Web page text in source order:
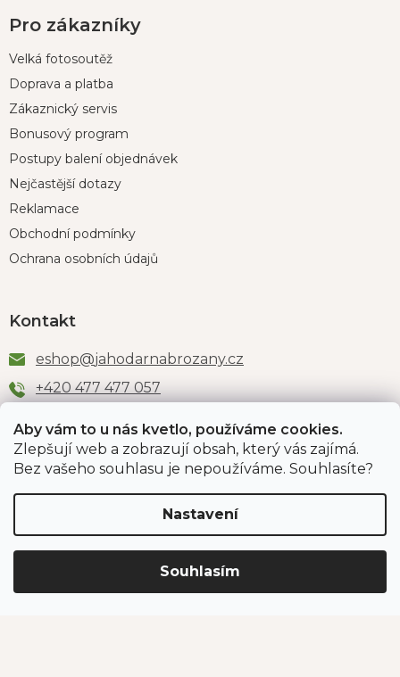
Aby vám to u nás kvetlo, používáme cookies.
Zlepšují web a zobrazují obsah, který vás zajímá.
Bez vašeho souhlasu je nepoužíváme. Souhlasíte?
Nastavení
Souhlasím
Pro zákazníky
Velká fotosoutěž
Doprava a platba
Zákaznický servis
Bonusový program
Postupy balení objednávek
Nejčastější dotazy
Reklamace
Obchodní podmínky
Ochrana osobních údajů
Kontakt
eshop@jahodarnabrozany.cz
+420 477 477 057
Odběr newsletteru
PŘIHLÁSIT SE